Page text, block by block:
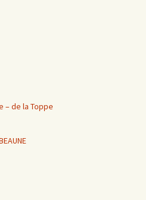
– de la Toppe